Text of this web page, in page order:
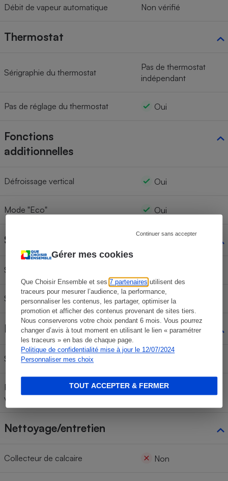
Gérer mes cookies
Que Choisir Ensemble et ses7 partenaires utilisent des
traceurs pour mesurer l’audience, la performance,
personnaliser les contenus, les partager, optimiser la
promotion et afficher des contenus provenant de sites tiers.
Nous conserverons votre choix pendant 6 mois. Vous pourrez
changer d’avis à tout moment en utilisant le lien « paramétrer
les traceurs » en bas de chaque page.
Politique de confidentialité mise à jour le 12/07/2024
Personnaliser mes choix
Continuer sans accepter
TOUT ACCEPTER & FERMER
Débit de vapeur automatique Non vérifié
Thermostat
Sérigraphie du thermostat
Pas de thermostat
indépendant
Pas de réglage du thermostat Oui
Fonctions
additionnelles
Défroissage vertical Oui
Mode "Eco" Oui
Sprays
Spray
Spray de vapeur Non
Rangement
Système de verrouillage du fer
Possibilité de transporter l'appareil
via la poignée du fer
Oui
Nettoyage/entretien
Collecteur de calcaire Non